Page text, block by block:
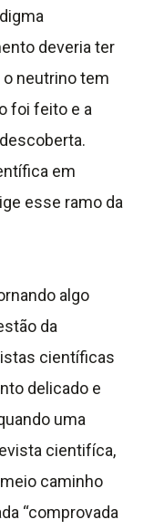
deveria ter
neutrino tem
foi feito e a
em
esse ramo da
algo
da
científicas
delicado e
uma
cientifíca,
caminho
“comprovada